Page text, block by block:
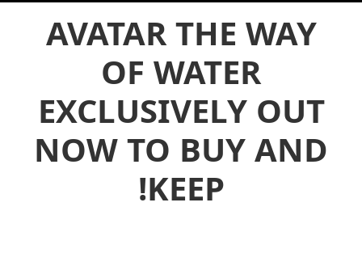
AVATAR THE WAY
OF WATER
EXCLUSIVELY OUT
NOW TO BUY AND
KEEP!